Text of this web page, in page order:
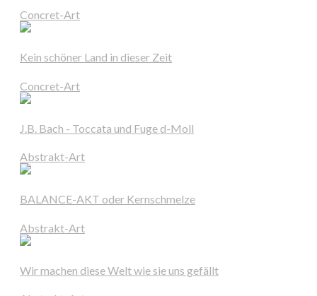
Concret-Art
Kein schöner Land in dieser Zeit
Concret-Art
J.B. Bach - Toccata und Fuge d-Moll
Abstrakt-Art
BALANCE-AKT oder Kernschmelze
Abstrakt-Art
Wir machen diese Welt wie sie uns gefällt